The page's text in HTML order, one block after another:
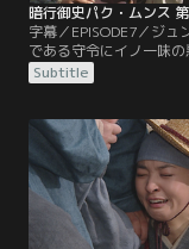
字幕／EPISODE7／ジュ
である守令にイノ一味の
たムンスだが、逆にお縄
まう。獄中ムンスは、懐
に麝香の香りがついた
すと、ある異変に気づ
を探り始める。また、
ムンスの荷物を盗み出
Subtitle